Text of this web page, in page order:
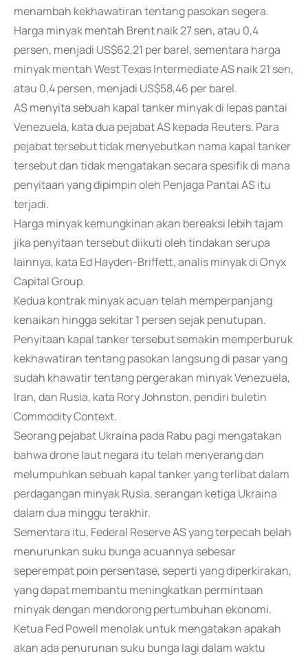
menambah kekhawatiran tentang pasokan segera.
Harga minyak mentah Brent naik 27 sen, atau 0,4
persen, menjadi US$62,21 per barel, sementara harga
minyak mentah West Texas Intermediate AS naik 21 sen,
atau 0,4 persen, menjadi US$58,46 per barel.
AS menyita sebuah kapal tanker minyak di lepas pantai
Venezuela, kata dua pejabat AS kepada Reuters. Para
pejabat tersebut tidak menyebutkan nama kapal tanker
tersebut dan tidak mengatakan secara spesifik di mana
penyitaan yang dipimpin oleh Penjaga Pantai AS itu
terjadi.
Harga minyak kemungkinan akan bereaksi lebih tajam
jika penyitaan tersebut diikuti oleh tindakan serupa
lainnya, kata Ed Hayden-Briffett, analis minyak di Onyx
Capital Group.
Kedua kontrak minyak acuan telah memperpanjang
kenaikan hingga sekitar 1 persen sejak penutupan.
Penyitaan kapal tanker tersebut semakin memperburuk
kekhawatiran tentang pasokan langsung di pasar yang
sudah khawatir tentang pergerakan minyak Venezuela,
Iran, dan Rusia, kata Rory Johnston, pendiri buletin
Commodity Context.
Seorang pejabat Ukraina pada Rabu pagi mengatakan
bahwa drone laut negara itu telah menyerang dan
melumpuhkan sebuah kapal tanker yang terlibat dalam
perdagangan minyak Rusia, serangan ketiga Ukraina
dalam dua minggu terakhir.
Sementara itu, Federal Reserve AS yang terpecah belah
menurunkan suku bunga acuannya sebesar
seperempat poin persentase, seperti yang diperkirakan,
yang dapat membantu meningkatkan permintaan
minyak dengan mendorong pertumbuhan ekonomi.
Ketua Fed Powell menolak untuk mengatakan apakah
akan ada penurunan suku bunga lagi dalam waktu